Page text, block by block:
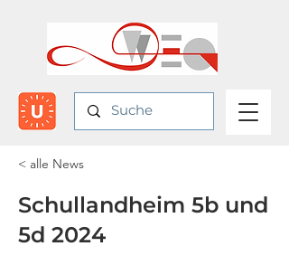
< alle News
Schullandheim 5b und
5d 2024